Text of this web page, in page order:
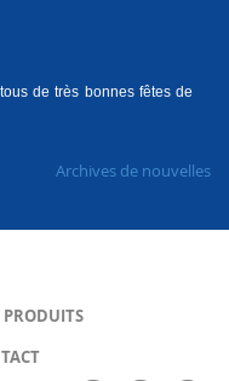
de très bonnes fêtes de
Archives de nouvelles
PRODUITS